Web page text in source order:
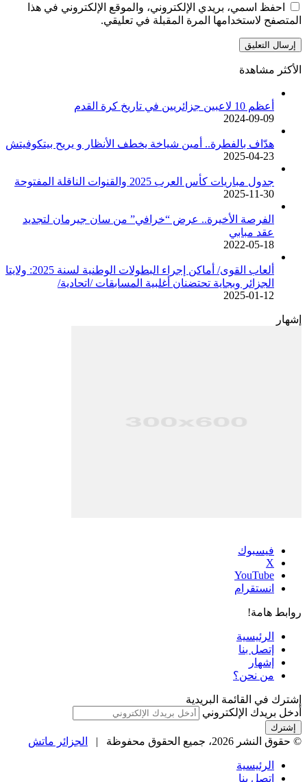
احفظ اسمي، بريدي الإلكتروني، والموقع الإلكتروني في هذا
المتصفح لاستخدامها المرة المقبلة في تعليقي.
الأكثر مشاهدة
أعظم 10 لاعبين جزائريين في تاريخ كرة القدم
2024-09-09
هدّاف بالفطرة.. أمين شياخة يخطف الأنظار و يريح بيتكوفيتش
2025-04-23
جدول مباريات كأس العرب 2025 والقنوات الناقلة المفتوحة
2025-11-30
الفرصة الأخيرة.. عرض “خرافي” من سان جيرمان لتجديد
عقد مبابي
2022-05-18
ألعاب القوى/ أماكن إجراء البطولات الوطنية لسنة 2025: ولايتا
الجزائر وبجاية تحتضنان أغلبية المسابقات /اتحادية/
2025-01-12
إشهار
فيسبوك
‫X
‫YouTube
انستقرام
روابط هامة!
الرئيسية
إتصل بنا
إشهار
من نحن؟
إشترك في القائمة البريدية
أدخل بريدك الإلكتروني
© حقوق النشر 2026، جميع الحقوق محفوظة | الجزائر ماتش
الرئيسية
إتصل بنا